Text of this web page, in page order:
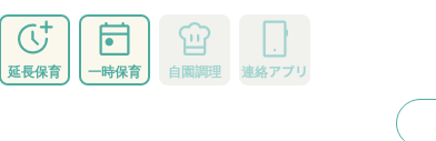
延長保育 一時保育 自園調理 連絡アプリ